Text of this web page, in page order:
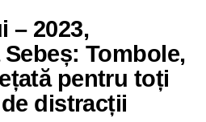
– 2023,
Tombole,
pentru toți
distracții